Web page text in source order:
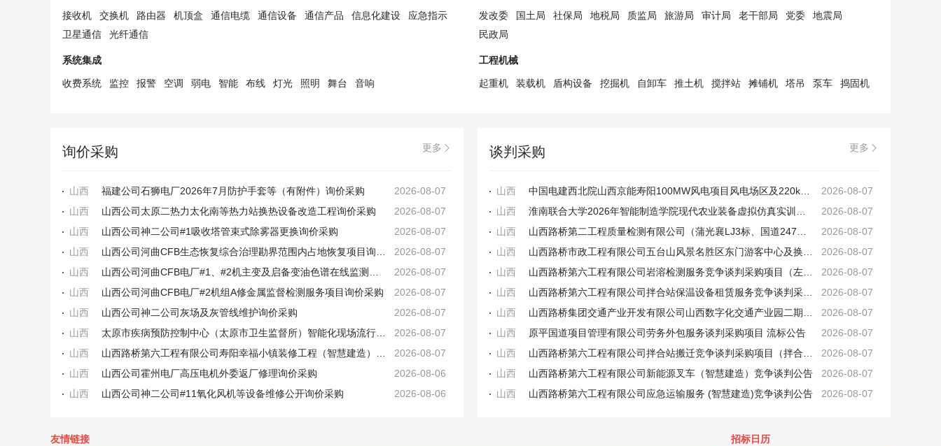
接收机 交换机 路由器 机顶盒 通信电缆 通信设备 通信产品 信息化建设
应急指示
卫星通信
光纤通信
系统集成
收费系统 监控 报警 空调 弱电 智能 布线 灯光 照明 舞台 音响
发改委 国土局 社保局 地税局 质监局 旅游局 审计局 老干部局 党委
地震局
民政局
工程机械
起重机 装载机 盾构设备 挖掘机 自卸车 推土机 搅拌站 摊铺机 塔吊 泵车 捣固机
询价采购 更多 
山西 福建公司石狮电厂2026年7月防护手套等（有附件）询价采购
2026-08-07
山西
山西公司太原二热力太化南等热力站换热设备改造工程询价采购
2026-08-07
山西
山西公司神二公司#1吸收塔管束式除雾器更换询价采购
2026-08-07
山西
2026-08-07
山西
2026-08-07
山西
山西公司河曲CFB电厂#2机组A修金属监督检测服务项目询价采购
2026-08-07
山西
山西公司神二公司灰场及灰管线维护询价采购
2026-08-07
山西
2026-08-07
山西
2026-08-07
山西
山西公司霍州电厂高压电机外委返厂修理询价采购
2026-08-06
山西
山西公司神二公司#11氧化风机等设备维修公开询价采购 2026-08-06
谈判采购 更多 
山西
2026-08-07
山西
2026-08-07
山西
2026-08-07
山西
2026-08-07
山西
2026-08-07
山西
2026-08-07
山西
2026-08-07
山西
原平国道项目管理有限公司劳务外包服务谈判采购项目 流标公告
2026-08-07
山西
2026-08-07
山西
山西路桥第六工程有限公司新能源叉车（智慧建造）竞争谈判公告
2026-08-07
山西
山西路桥第六工程有限公司应急运输服务 (智慧建造)竞争谈判公告 2026-08-07
友情链接 招标日历